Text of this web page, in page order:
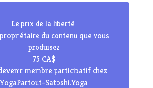
Le prix de la liberté
du contenu que vous
produisez
75 CA$
membre participatif chez
YogaPartout-Satoshi.Yoga